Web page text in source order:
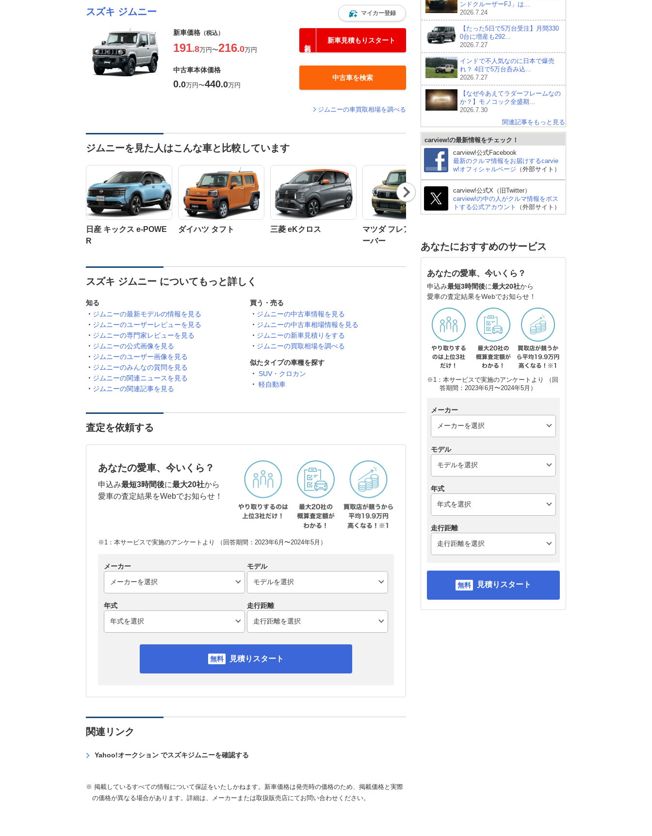
スズキ ジムニー マイカー登録
新車価格 （税込）
191.8万円〜216.0万円
新車見積もりスタート
中古車本体価格
0.0万円〜440.0万円
中古車を検索
ジムニーの車買取相場を調べる
ジムニーを見た人はこんな車と比較しています
日産 キックス e-POWE
R
ダイハツ タフト 三菱 eKクロス
マツダ フレアクロスオ
ーバー
キバン
Nex
t
スズキ ジムニー についてもっと詳しく
知る
ジムニーの最新モデルの情報を見る
ジムニーのユーザーレビューを見る
ジムニーの専門家レビューを見る
ジムニーの公式画像を見る
ジムニーのユーザー画像を見る
ジムニーのみんなの質問を見る
ジムニーの関連ニュースを見る
ジムニーの関連記事を見る
買う・売る
ジムニーの中古車情報を見る
ジムニーの中古車相場情報を見る
ジムニーの新車見積りをする
ジムニーの買取相場を調べる
似たタイプの車種を探す
SUV・クロカン
軽自動車
査定を依頼する
あなたの愛車、今いくら？
申込み最短3時間後に最大20社から
愛車の査定結果をWebでお知らせ！
※1：本サービスで実施のアンケートより （回答期間：2023年6月〜2024年5月）
メーカー モデル
年式 走行距離
見積りスタート
関連リンク
Yahoo!オークション でスズキジムニーを確認する
※ 掲載しているすべての情報について保証をいたしかねます。新車価格は発売時の価格のため、掲載価格と実際
の価格が異なる場合があります。詳細は、メーカーまたは取扱販売店にてお問い合わせください。
ンドクルーザーFJ」は...
2026.7.24
【たった5日で5万台受注】月間330
0台に増産も292...
2026.7.27
インドで不人気なのに日本で爆売
れ？ 4日で5万台呑み込...
2026.7.27
【なぜ今あえてラダーフレームなの
か？】モノコック全盛期...
2026.7.30
関連記事をもっと見る
carview!の最新情報をチェック！
carview!公式Facebook
最新のクルマ情報をお届けするcarvie
w!オフィシャルページ （外部サイト）
carview!公式X（旧Twitter）
carview!の中の人がクルマ情報をポス
トする公式アカウント
（外部サイト）
あなたにおすすめのサービス
あなたの愛車、今いくら？
申込み最短3時間後に最大20社から
愛車の査定結果をWebでお知らせ！
※1：本サービスで実施のアンケートより （回
答期間：2023年6月〜2024年5月）
メーカー
モデル
年式
走行距離
見積りスタート